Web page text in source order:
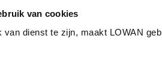
van cookies
van dienst te zijn, maakt LOWAN